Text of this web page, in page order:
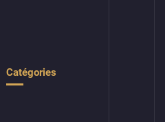
Catégories